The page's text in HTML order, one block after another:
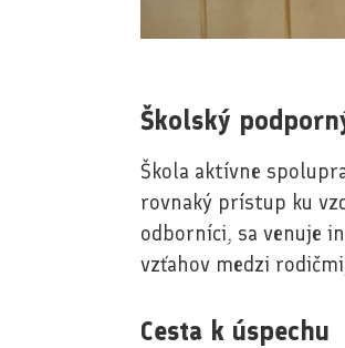
Školský
Škola aktívne
rovnaký prístup ku
odborníci, sa venuje
vzťahov medzi
Cesta k úspechu